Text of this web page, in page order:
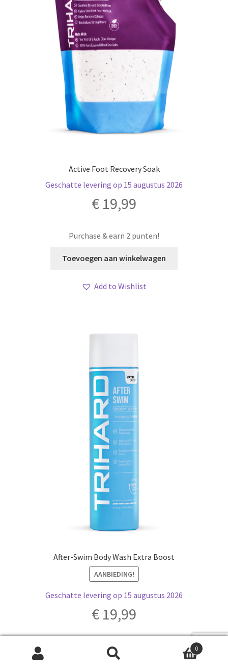
Active Foot Recovery Soak
Geschatte levering op 15 augustus 2026
€ 19,99
Purchase & earn 2 punten!
Toevoegen aan winkelwagen
Add to Wishlist
After-Swim Body Wash Extra Boost
AANBIEDING!
Geschatte levering op 15 augustus 2026
€ 19,99
Purchase & earn 2 punten! 0